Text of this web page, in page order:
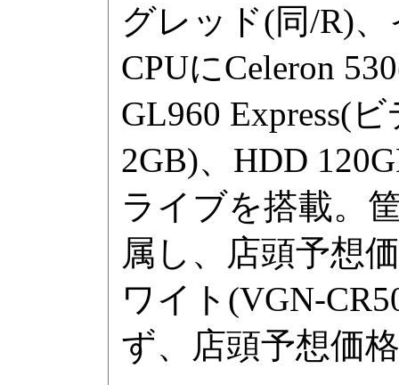
グレッド(同/R)
CPUにCeleron
GL960 Express(
2GB)、HDD
ライブを搭載。
属し、店頭予想
ワイト(VGN-
ず、店頭予想価